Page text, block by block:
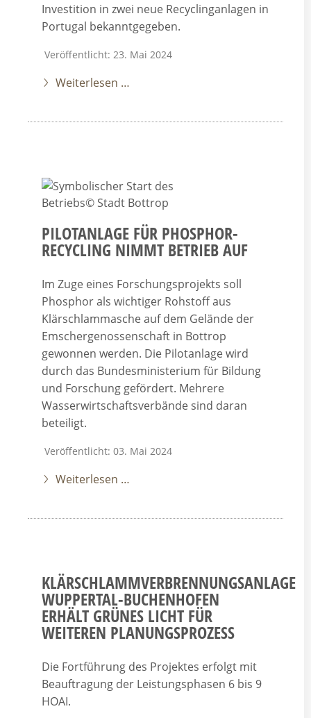
Investition in zwei neue Recyclinganlagen in
Portugal bekanntgegeben.
Veröffentlicht: 23. Mai 2024
Weiterlesen …
PILOTANLAGE FÜR PHOSPHOR-
RECYCLING NIMMT BETRIEB AUF
Im Zuge eines Forschungsprojekts soll
Phosphor als wichtiger Rohstoff aus
Klärschlammasche auf dem Gelände der
Emschergenossenschaft in Bottrop
gewonnen werden. Die Pilotanlage wird
durch das Bundesministerium für Bildung
und Forschung gefördert. Mehrere
Wasserwirtschaftsverbände sind daran
beteiligt.
Veröffentlicht: 03. Mai 2024
Weiterlesen …
KLÄRSCHLAMMVERBRENNUNGSANLAGE
WUPPERTAL-BUCHENHOFEN
ERHÄLT GRÜNES LICHT FÜR
WEITEREN PLANUNGSPROZESS
Die Fortführung des Projektes erfolgt mit
Beauftragung der Leistungsphasen 6 bis 9
HOAI.